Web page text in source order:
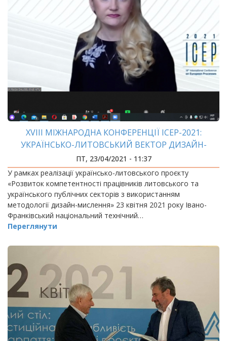
XVIII МІЖНАРОДНА КОНФЕРЕНЦІЇ ICEP-2021:
УКРАЇНСЬКО-ЛИТОВСЬКИЙ ВЕКТОР ДИЗАЙН-
МИСЛЕННЯ
ПТ, 23/04/2021 - 11:37
У рамках реалізації українсько-литовського проєкту
«Розвиток компетентності працівників литовського та
українського публічних секторів з використанням
методології дизайн-мислення» 23 квітня 2021 року Івано-
Франківський національний технічний…
Переглянути